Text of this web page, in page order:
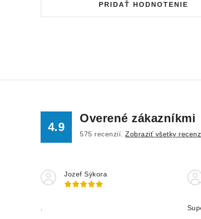
PRIDAŤ HODNOTENIE
4.9
Overené zákazníkmi
575 recenzií. Zobraziť všetky
Jozef Sýkora